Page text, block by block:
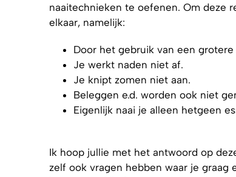
naaitechnieken te oefenen. Om deze
elkaar, namelijk:
Door het gebruik van een
Je werkt naden niet af.
Je knipt zomen niet aan.
Beleggen e.d. worden ook niet
Eigenlijk naai je alleen hetgeen
Ik hoop jullie met het antwoord op
zelf ook vragen hebben waar je graag